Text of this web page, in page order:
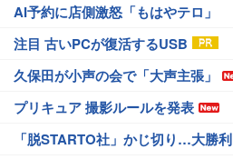
AI予約に店側激怒「もはやテロ」
注目 古いPCが復活するUSB
久保田が小声の会で「大声主張」
プリキュア 撮影ルールを発表
「脱STARTO社」かじ切り…大勝利